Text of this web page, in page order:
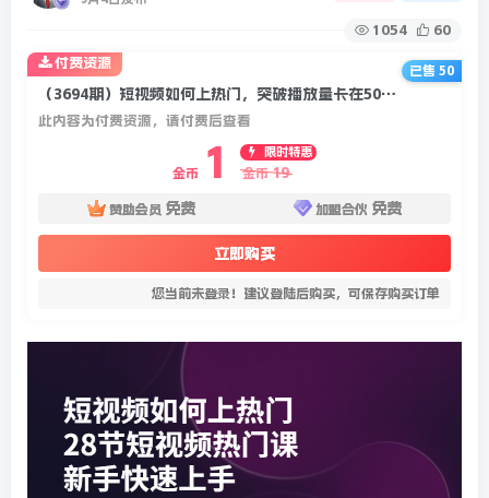
1054 60
（3694期）短视频如何上热门，突破播放量卡在500的限制，新手快速上手（28节课）
此内容为付费资源，请付费后查看
金币 1
限时特惠
金币 19
赞助会员 免费 加盟合伙 免费
立即购买
您当前未登录！建议登陆后购买，可保存购买订单
付费资源
已售 50